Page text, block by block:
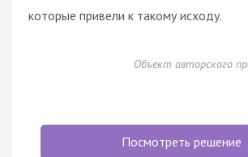
которые привели к такому исходу.
Объект авторского
Посмотреть решение